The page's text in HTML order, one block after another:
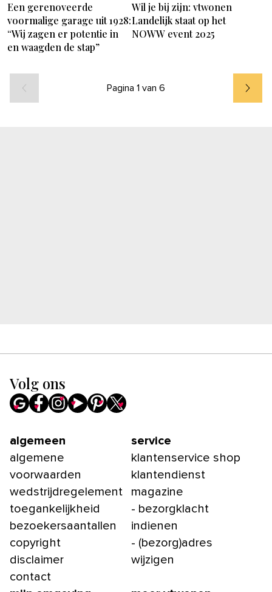
Een gerenoveerde
voormalige garage uit 1928:
“Wij zagen er potentie in
en waagden de stap”
Wil je bij zijn: vtwonen
Landelijk staat op het
NOWW event 2025
Pagina 1 van 6
Volg ons
algemeen
algemene
voorwaarden
wedstrijdregelement
toegankelijkheid
bezoekersaantallen
copyright
disclaimer
contact
service
klantenservice shop
klantendienst
magazine
- bezorgklacht
indienen
- (bezorg)adres
wijzigen